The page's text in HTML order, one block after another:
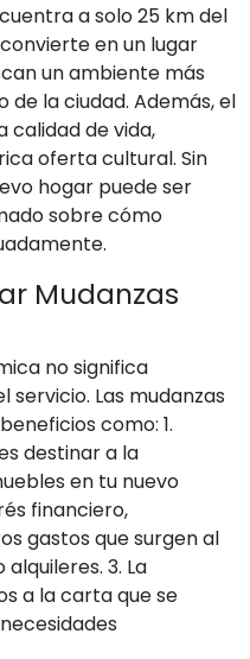
a solo 25 km del
en un lugar
un ambiente más
de la ciudad. Además, el
calidad de vida,
oferta cultural. Sin
hogar puede ser
sobre cómo
Mudanzas
no significa
Las mudanzas
como: 1.
destinar a la
en tu nuevo
financiero,
gastos que surgen al
3. La
a la carta que se